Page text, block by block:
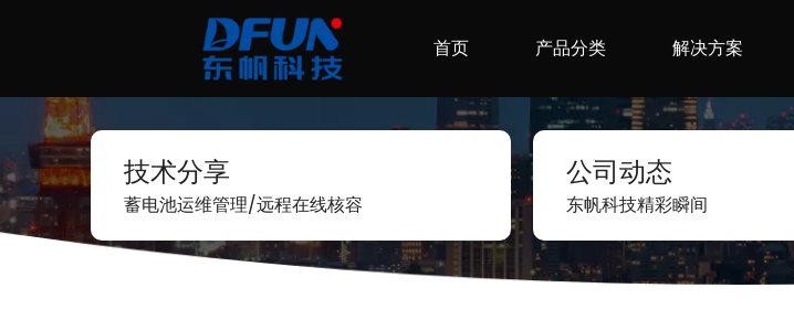
首页 产品分类 解决方案
技术分享
蓄电池运维管理/远程在线核容
公司动态
东帆科技精彩瞬间